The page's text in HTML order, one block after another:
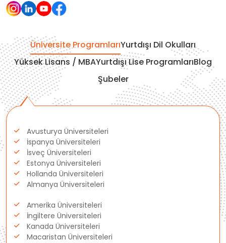
Çekya
İrlanda
İsviçre
Polonya
Fransa
Litvanya
Letonya
Gürcistan
Estonya
Üniversite ProgramlarıYurtdışı Dil Okulları
Yüksek Lisans / MBAYurtdışı Lise ProgramlarıBlog
Şubeler
Avusturya Üniversiteleri
İspanya Üniversiteleri
İsveç Üniversiteleri
Estonya Üniversiteleri
Hollanda Üniversiteleri
Almanya Üniversiteleri
Amerika Üniversiteleri
İngiltere Üniversiteleri
Kanada Üniversiteleri
Macaristan Üniversiteleri